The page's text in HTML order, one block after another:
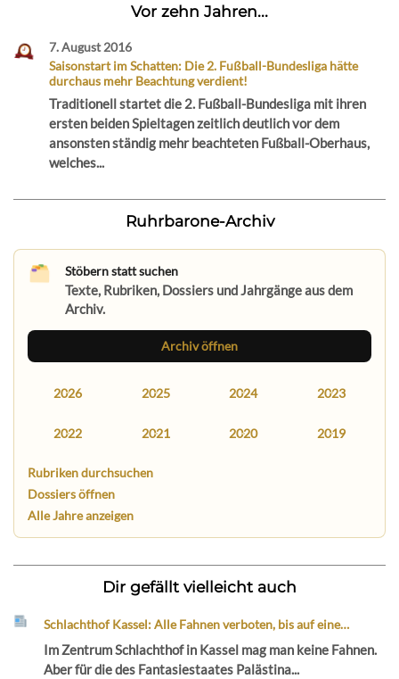
Vor zehn Jahren...
7. August 2016
Saisonstart im Schatten: Die 2. Fußball-Bundesliga hätte
durchaus mehr Beachtung verdient!
Traditionell startet die 2. Fußball-Bundesliga mit ihren
ersten beiden Spieltagen zeitlich deutlich vor dem
ansonsten ständig mehr beachteten Fußball-Oberhaus,
welches...
Ruhrbarone-Archiv
Stöbern statt suchen
Texte, Rubriken, Dossiers und Jahrgänge aus dem
Archiv.
Archiv öffnen
2026 2025 2024 2023
2022 2021 2020 2019
Rubriken durchsuchen
Dossiers öffnen
Alle Jahre anzeigen
Dir gefällt vielleicht auch
Schlachthof Kassel: Alle Fahnen verboten, bis auf eine…
Im Zentrum Schlachthof in Kassel mag man keine Fahnen.
Aber für die des Fantasiestaates Palästina...